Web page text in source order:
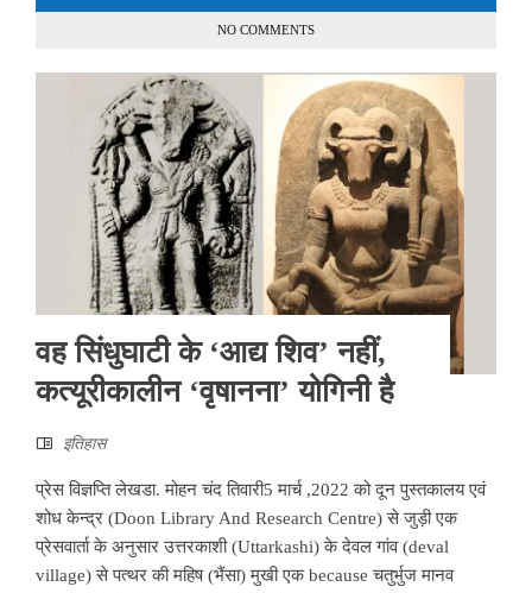
NO COMMENTS
वह सिंधुघाटी के ‘आद्य शिव’ नहीं,
कत्यूरीकालीन ‘वृषानना’ योगिनी है
इतिहास
प्रेस विज्ञप्ति लेखडा. मोहन चंद तिवारी5 मार्च ,2022 को दून पुस्तकालय एवं
शोध केन्द्र (Doon Library And Research Centre) से जुड़ी एक
प्रेसवार्ता के अनुसार उत्तरकाशी (Uttarkashi) के देवल गांव (deval
village) से पत्थर की महिष (भैंसा) मुखी एक because चतुर्भुज मानव